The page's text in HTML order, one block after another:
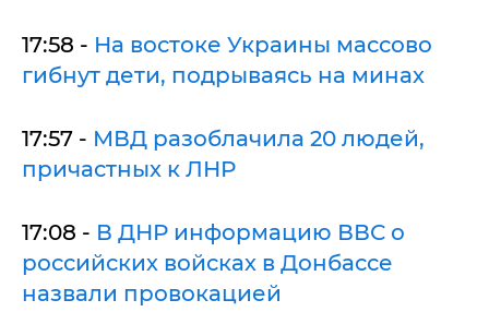
17:58 - На востоке Украины массово
гибнут дети, подрываясь на минах
17:57 - МВД разоблачила 20 людей,
причастных к ЛНР
17:08 - В ДНР информацию ВВС о
российских войсках в Донбассе
назвали провокацией